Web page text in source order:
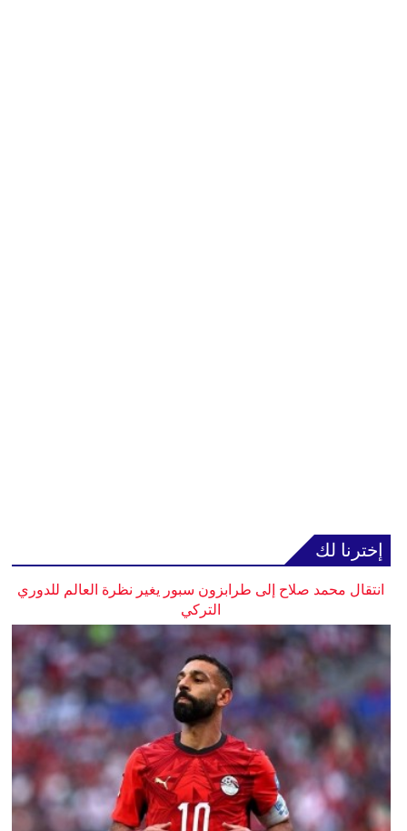
إخترنا لك
انتقال محمد صلاح إلى طرابزون سبور يغير نظرة العالم للدوري
التركي